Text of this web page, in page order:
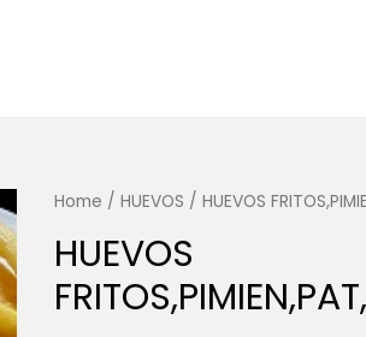
Home / HUEVOS / HUEVOS
HUEVOS